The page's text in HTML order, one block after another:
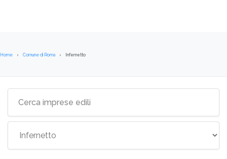
Home Comune di Roma Infernetto
Elenco imprese edili Quartiere